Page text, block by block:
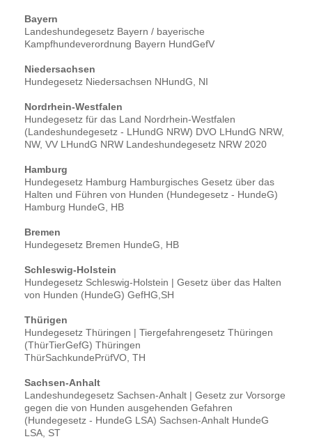
Bayern
Landeshundegesetz Bayern / bayerische
Kampfhundeverordnung Bayern HundGefV
Niedersachsen
Hundegesetz Niedersachsen NHundG, NI
Nordrhein-Westfalen
Hundegesetz für das Land Nordrhein-Westfalen
(Landeshundegesetz - LHundG NRW) DVO LHundG NRW,
NW, VV LHundG NRW Landeshundegesetz NRW 2020
Hamburg
Hundegesetz Hamburg Hamburgisches Gesetz über das
Halten und Führen von Hunden (Hundegesetz - HundeG)
Hamburg HundeG, HB
Bremen
Hundegesetz Bremen HundeG, HB
Schleswig-Holstein
Hundegesetz Schleswig-Holstein | Gesetz über das Halten
von Hunden (HundeG) GefHG,SH
Thürigen
Hundegesetz Thüringen | Tiergefahrengesetz Thüringen
(ThürTierGefG) Thüringen
ThürSachkundePrüfVO, TH
Sachsen-Anhalt
Landeshundegesetz Sachsen-Anhalt | Gesetz zur Vorsorge
gegen die von Hunden ausgehenden Gefahren
(Hundegesetz - HundeG LSA) Sachsen-Anhalt HundeG
LSA, ST